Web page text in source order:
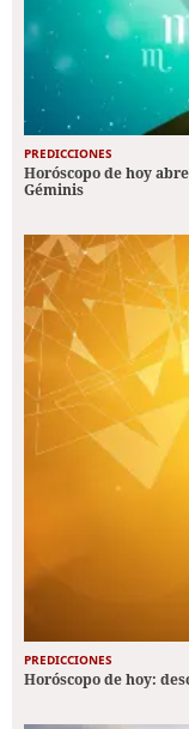
PREDICCIONES
Horóscopo de hoy
Géminis
PREDICCIONES
Horóscopo de hoy: